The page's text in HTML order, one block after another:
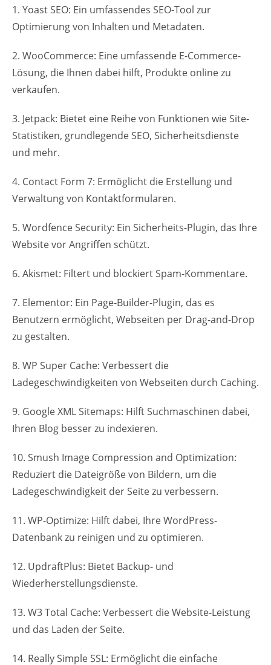
1. Yoast SEO: Ein umfassendes SEO-Tool zur
Optimierung von Inhalten und Metadaten.
2. WooCommerce: Eine umfassende E-Commerce-
Lösung, die Ihnen dabei hilft, Produkte online zu
verkaufen.
3. Jetpack: Bietet eine Reihe von Funktionen wie Site-
Statistiken, grundlegende SEO, Sicherheitsdienste
und mehr.
4. Contact Form 7: Ermöglicht die Erstellung und
Verwaltung von Kontaktformularen.
5. Wordfence Security: Ein Sicherheits-Plugin, das Ihre
Website vor Angriffen schützt.
6. Akismet: Filtert und blockiert Spam-Kommentare.
7. Elementor: Ein Page-Builder-Plugin, das es
Benutzern ermöglicht, Webseiten per Drag-and-Drop
zu gestalten.
8. WP Super Cache: Verbessert die
Ladegeschwindigkeiten von Webseiten durch Caching.
9. Google XML Sitemaps: Hilft Suchmaschinen dabei,
Ihren Blog besser zu indexieren.
10. Smush Image Compression and Optimization:
Reduziert die Dateigröße von Bildern, um die
Ladegeschwindigkeit der Seite zu verbessern.
11. WP-Optimize: Hilft dabei, Ihre WordPress-
Datenbank zu reinigen und zu optimieren.
12. UpdraftPlus: Bietet Backup- und
Wiederherstellungsdienste.
13. W3 Total Cache: Verbessert die Website-Leistung
und das Laden der Seite.
14. Really Simple SSL: Ermöglicht die einfache